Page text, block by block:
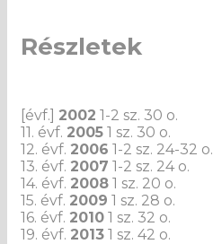
Részletek
[évf.] 2002 1-2 sz. 30 o.
11. évf. 2005 1 sz. 30 o.
12. évf. 2006 1-2 sz. 24-32 o.
13. évf. 2007 1-2 sz. 24 o.
14. évf. 2008 1 sz. 20 o.
15. évf. 2009 1 sz. 28 o.
16. évf. 2010 1 sz. 32 o.
19. évf. 2013 1 sz. 42 o.